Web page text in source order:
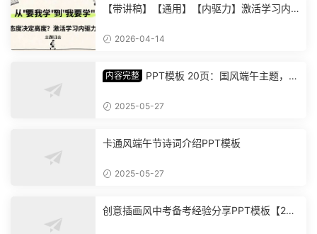
【带讲稿】【通用】【内驱力】激活学习内
2026-04-14
内容完整
PPT模板 20页：国风端午主题，丰
278】2025-05-27
卡通风端午节诗词介绍PPT模板
2025-05-27
创意插画风中考备考经验分享PPT模板【202